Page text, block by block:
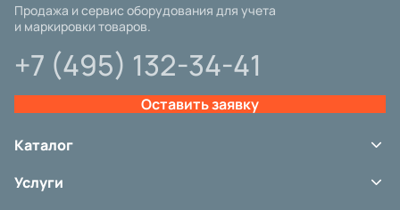
Бренд
Интерфейс подключения
Гарантия
Защита от пыли и влаги
Чтение штрих-кодов
Другие параметры
Продажа и сервис оборудования для учета
и маркировки товаров.
+7 (495) 132-34-41
Оставить заявку
Каталог
Сканеры штрих-кода
Услуги